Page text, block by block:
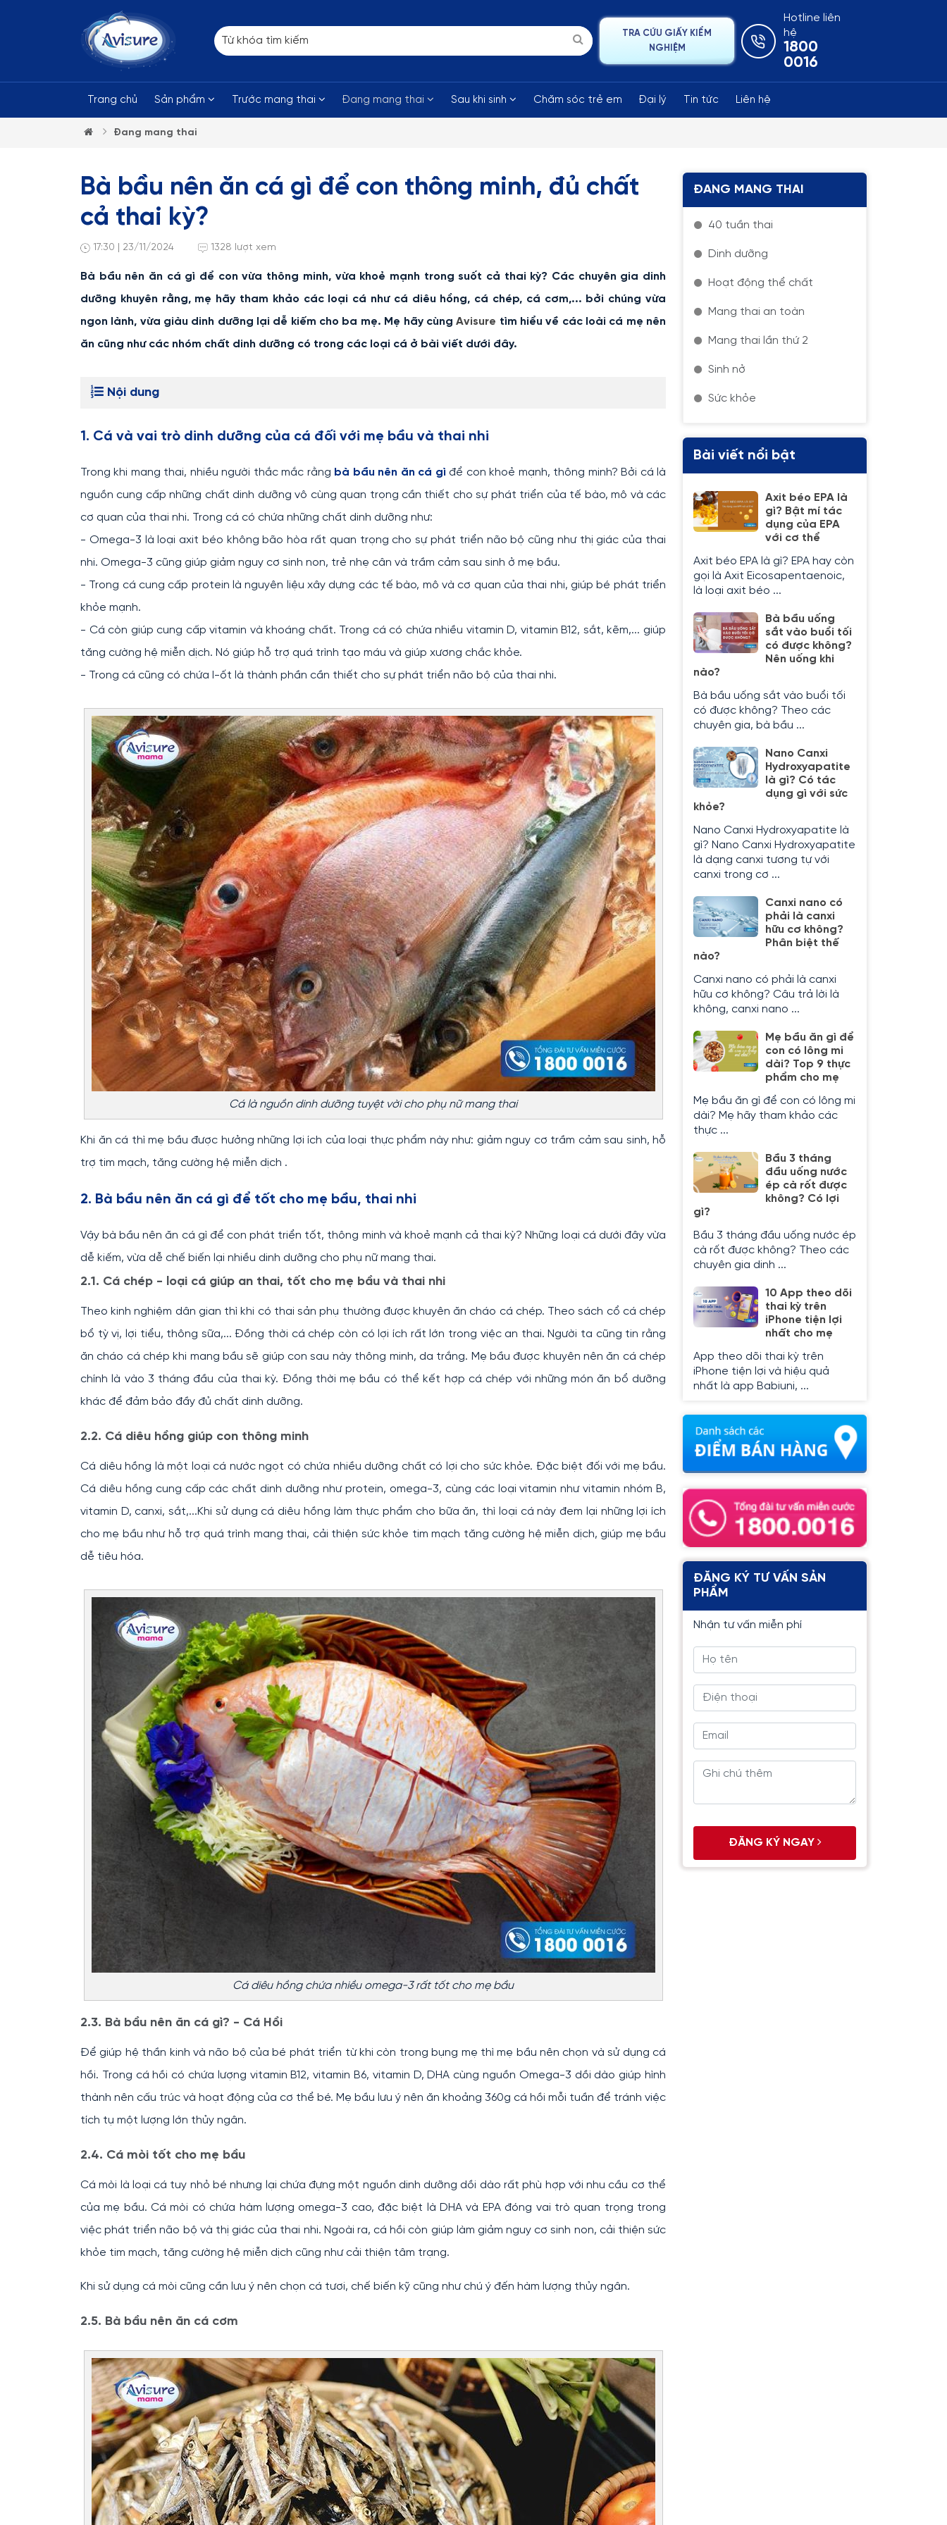
Hotline liên
hệ
1800
0016
TRA CỨU GIẤY KIỂM
NGHIỆM
Trang chủ Sản phẩm Trước mang thai Đang mang thai Sau khi sinh Chăm sóc trẻ em Đại lý Tin tức Liên hệ
Đang mang thai
Bà bầu nên ăn cá gì để con thông minh, đủ chất
cả thai kỳ?
17:30 | 23/11/2024 1328 lượt xem
Bà bầu nên ăn cá gì để con vừa thông minh, vừa khoẻ mạnh trong suốt cả thai kỳ? Các chuyên gia dinh
dưỡng khuyên rằng, mẹ hãy tham khảo các loại cá như cá diêu hồng, cá chép, cá cơm,... bởi chúng vừa
ngon lành, vừa giàu dinh dưỡng lại dễ kiếm cho ba mẹ. Mẹ hãy cùngAvisure tìm hiểu về các loài cá mẹ nên
ăn cũng như các nhóm chất dinh dưỡng có trong các loại cá ở bài viết dưới đây.
Nội dung
1. Cá và vai trò dinh dưỡng của cá đối với mẹ bầu và thai nhi
Trong khi mang thai, nhiều người thắc mắc rằng bà bầu nên ăn cá gì để con khoẻ mạnh, thông minh? Bởi cá là
nguồn cung cấp những chất dinh dưỡng vô cùng quan trọng cần thiết cho sự phát triển của tế bào, mô và các
cơ quan của thai nhi. Trong cá có chứa những chất dinh dưỡng như:
- Omega-3 là loại axit béo không bão hòa rất quan trọng cho sự phát triển não bộ cũng như thị giác của thai
nhi. Omega-3 cũng giúp giảm nguy cơ sinh non, trẻ nhẹ cân và trầm cảm sau sinh ở mẹ bầu.
- Trong cá cung cấp protein là nguyên liệu xây dựng các tế bào, mô và cơ quan của thai nhi, giúp bé phát triển
khỏe mạnh.
- Cá còn giúp cung cấp vitamin và khoáng chất. Trong cá có chứa nhiều vitamin D, vitamin B12, sắt, kẽm,... giúp
tăng cường hệ miễn dịch. Nó giúp hỗ trợ quá trình tạo máu và giúp xương chắc khỏe.
- Trong cá cũng có chứa I-ốt là thành phần cần thiết cho sự phát triển não bộ của thai nhi.
Cá là nguồn dinh dưỡng tuyệt vời cho phụ nữ mang thai
Khi ăn cá thì mẹ bầu được hưởng những lợi ích của loại thực phẩm này như: giảm nguy cơ trầm cảm sau sinh, hỗ
trợ tim mạch, tăng cường hệ miễn dịch .
2. Bà bầu nên ăn cá gì để tốt cho mẹ bầu, thai nhi
Vậy bà bầu nên ăn cá gì để con phát triển tốt, thông minh và khoẻ mạnh cả thai kỳ? Những loại cá dưới đây vừa
dễ kiếm, vừa dễ chế biến lại nhiều dinh dưỡng cho phụ nữ mang thai.
2.1. Cá chép - loại cá giúp an thai, tốt cho mẹ bầu và thai nhi
Theo kinh nghiệm dân gian thì khi có thai sản phụ thường được khuyên ăn cháo cá chép. Theo sách cổ cá chép
bổ tỳ vị, lợi tiểu, thông sữa,... Đồng thời cá chép còn có lợi ích rất lớn trong việc an thai. Người ta cũng tin rằng
ăn cháo cá chép khi mang bầu sẽ giúp con sau này thông minh, da trắng. Mẹ bầu được khuyên nên ăn cá chép
chính là vào 3 tháng đầu của thai kỳ. Đồng thời mẹ bầu có thể kết hợp cá chép với những món ăn bổ dưỡng
khác để đảm bảo đầy đủ chất dinh dưỡng.
2.2. Cá diêu hồng giúp con thông minh
Cá diêu hồng là một loại cá nước ngọt có chứa nhiều dưỡng chất có lợi cho sức khỏe. Đặc biệt đối với mẹ bầu.
Cá diêu hồng cung cấp các chất dinh dưỡng như protein, omega-3, cùng các loại vitamin như vitamin nhóm B,
vitamin D, canxi, sắt,...Khi sử dụng cá diêu hồng làm thực phẩm cho bữa ăn, thì loại cá này đem lại những lợi ích
cho mẹ bầu như hỗ trợ quá trình mang thai, cải thiện sức khỏe tim mạch tăng cường hệ miễn dịch, giúp mẹ bầu
dễ tiêu hóa.
Cá diêu hồng chứa nhiều omega-3 rất tốt cho mẹ bầu
2.3. Bà bầu nên ăn cá gì? - Cá Hồi
Để giúp hệ thần kinh và não bộ của bé phát triển từ khi còn trong bụng mẹ thì mẹ bầu nên chọn và sử dụng cá
hồi. Trong cá hồi có chứa lượng vitamin B12, vitamin B6, vitamin D, DHA cùng nguồn Omega-3 dồi dào giúp hình
thành nên cấu trúc và hoạt động của cơ thể bé. Mẹ bầu lưu ý nên ăn khoảng 360g cá hồi mỗi tuần để tránh việc
tích tụ một lượng lớn thủy ngân.
2.4. Cá mòi tốt cho mẹ bầu
Cá mòi là loại cá tuy nhỏ bé nhưng lại chứa đựng một nguồn dinh dưỡng dồi dào rất phù hợp với nhu cầu cơ thể
của mẹ bầu. Cá mòi có chứa hàm lượng omega-3 cao, đặc biệt là DHA và EPA đóng vai trò quan trọng trong
việc phát triển não bộ và thị giác của thai nhi. Ngoài ra, cá hồi còn giúp làm giảm nguy cơ sinh non, cải thiện sức
khỏe tim mạch, tăng cường hệ miễn dịch cũng như cải thiện tâm trạng.
Khi sử dụng cá mòi cũng cần lưu ý nên chọn cá tươi, chế biến kỹ cũng như chú ý đến hàm lượng thủy ngân.
2.5. Bà bầu nên ăn cá cơm
ĐANG MANG THAI
40 tuần thai
Dinh dưỡng
Hoạt động thể chất
Mang thai an toàn
Mang thai lần thứ 2
Sinh nở
Sức khỏe
Bài viết nổi bật
Axit béo EPA là
gì? Bật mí tác
dụng của EPA
với cơ thể
Axit béo EPA là gì? EPA hay còn
gọi là Axit Eicosapentaenoic,
là loại axit béo ...
Bà bầu uống
sắt vào buổi tối
có được không?
Nên uống khi
nào?
Bà bầu uống sắt vào buổi tối
có được không? Theo các
chuyên gia, bà bầu ...
Nano Canxi
Hydroxyapatite
là gì? Có tác
dụng gì với sức
khỏe?
Nano Canxi Hydroxyapatite là
gì? Nano Canxi Hydroxyapatite
là dạng canxi tương tự với
canxi trong cơ ...
Canxi nano có
phải là canxi
hữu cơ không?
Phân biệt thế
nào?
Canxi nano có phải là canxi
hữu cơ không? Câu trả lời là
không, canxi nano ...
Mẹ bầu ăn gì để
con có lông mi
dài? Top 9 thực
phẩm cho mẹ
Mẹ bầu ăn gì để con có lông mi
dài? Mẹ hãy tham khảo các
thực ...
Bầu 3 tháng
đầu uống nước
ép cà rốt được
không? Có lợi
gì?
Bầu 3 tháng đầu uống nước ép
cà rốt được không? Theo các
chuyên gia dinh ...
10 App theo dõi
thai kỳ trên
iPhone tiện lợi
nhất cho mẹ
App theo dõi thai kỳ trên
iPhone tiện lợi và hiệu quả
nhất là app Babiuni, ...
ĐĂNG KÝ TƯ VẤN SẢN
PHẨM
Nhận tư vấn miễn phí
ĐĂNG KÝ NGAY